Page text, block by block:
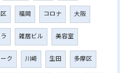
福岡 コロナ 大阪
雑居ビル 美容室
ク 川崎 生田 多摩区